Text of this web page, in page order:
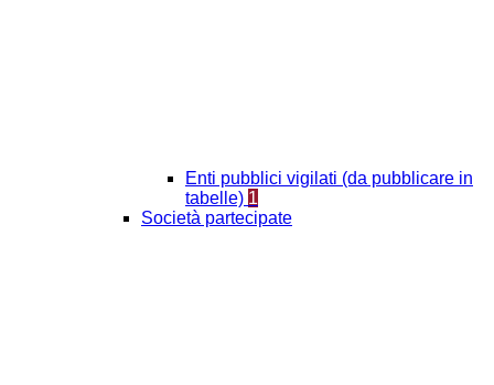
Enti pubblici vigilati (da pubblicare in
tabelle) 1
Società partecipate